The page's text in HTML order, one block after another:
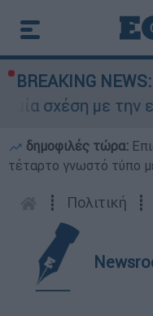
BREAKING NEWS:
με την
δημοφιλές τώρα:
τέταρτο γνωστό τύπο
┋ Πολιτική ┋